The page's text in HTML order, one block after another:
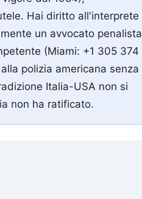
Hai diritto all'interprete
un avvocato penalista
(Miami: +1 305 374
polizia americana senza
Italia-USA non si
non ha ratificato.